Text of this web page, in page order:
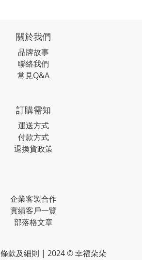
關於我們
品牌故事
聯絡我們
常見Q&A
訂購需知
運送方式
付款方式
退換貨政策
企業客製合作
實績客戶一覽
部落格文章
條款及細則 | 2024 © 幸福朵朵